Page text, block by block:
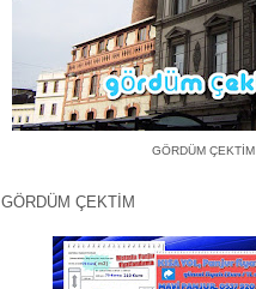
GÖRDÜM ÇEKTİM
GÖRDÜM ÇEKTİM